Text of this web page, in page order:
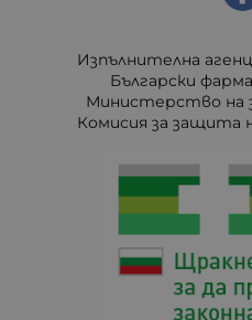
Изпълнителна
Български
Министерство на
Комисия за